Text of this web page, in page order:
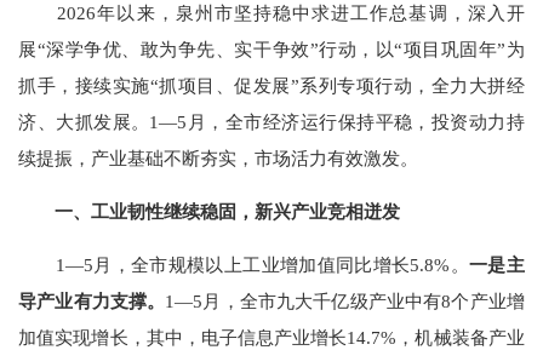
2026年以来，泉州市坚持稳中求进工作总基调，深入开
展“深学争优、敢为争先、实干争效”行动，以“项目巩固年”为
抓手，接续实施“抓项目、促发展”系列专项行动，全力大拼经
济、大抓发展。 1—5 月，全市经济运行保持平稳， 投资动力持
续提振， 产业基础不断夯实，市场活力有效激发。
一、工业韧性继续稳固，新兴产业竞相迸发
1—5 月，全市规模以上工业增加值同比增长5.8% 。一是主
导产业有力支撑。 1—5 月，全市九大千亿级产业中有8个产业增
加值实现增长，其中，电子信息产业增长14.7% ，机械装备产业